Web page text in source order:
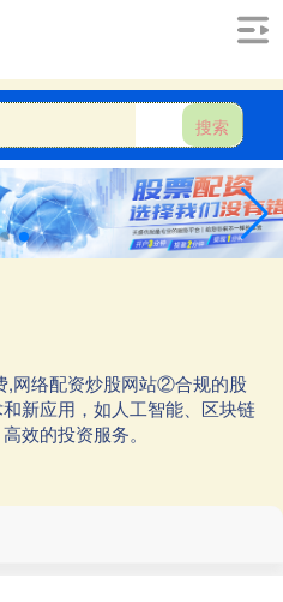
搜索
,网络配资炒股网站②合规的股
新应用，如人工智能、区块链
效的投资服务。